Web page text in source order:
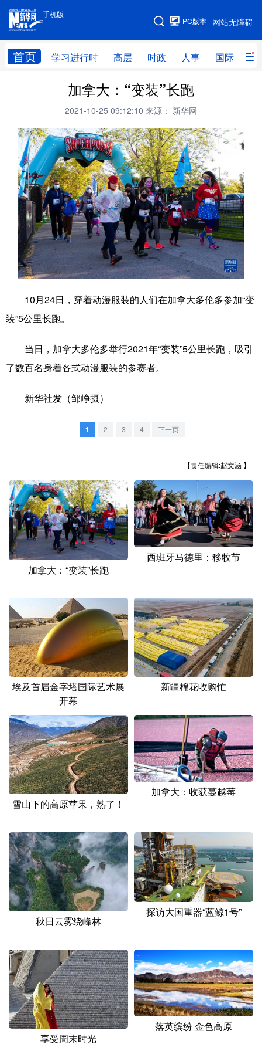
手机版
网站无障碍
PC版本
首页 学习进行时 高层 时政 人事 国际 财
手机版
网站地图
高层 时政
财经 网评
台湾 思客智库 全球连线 教育
科技 科创 量子
文化 书画 健康 军事
访谈 视频 图片 政务
法律 中央文件 金融 汽车
食品 人居 信息化 数字经济
辽宁 吉林 上海 江苏
浙江 安徽 福建 江西
山东 河南 湖北 湖南
广东 广西 海南 重庆
四川 贵州
青海 宁夏
新疆 内蒙古 黑龙江
多语种频道
Русский язык 日本語
Deutsch Português
加拿大：“变装”长跑
2021-10-25 09:12:10 来源： 新华网
10月24日，穿着动漫服装的人们在加拿大多伦多参加“变
装”5公里长跑。
当日，加拿大多伦多举行2021年“变装”5公里长跑，吸引
了数百名身着各式动漫服装的参赛者。
新华社发（邹峥摄）
1 2 3 4 下一页
【责任编辑:赵文涵 】
加拿大：“变装”长跑
西班牙马德里：移牧节
埃及首届金字塔国际艺术展
开幕
新疆棉花收购忙
雪山下的高原苹果，熟了！
加拿大：收获蔓越莓
秋日云雾绕峰林
探访大国重器“蓝鲸1号”
享受周末时光
落英缤纷 金色高原